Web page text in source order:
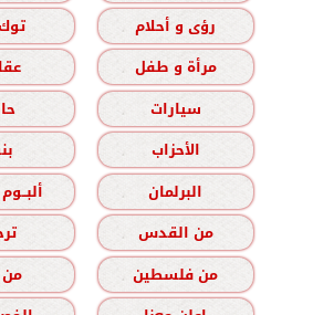
رؤى و أحلام
مرأة و طفل
سيارات
الأحزاب
البرلمان
من القدس
من فلسطين